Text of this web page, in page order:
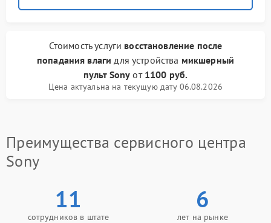
Стоимость услуги восстановление после
попадания влаги для устройства микшерный
пульт Sony от 1100 руб.
Цена актуальна на текущую дату 06.08.2026
Преимущества сервисного центра
Sony
11
сотрудников в штате
6
лет на рынке